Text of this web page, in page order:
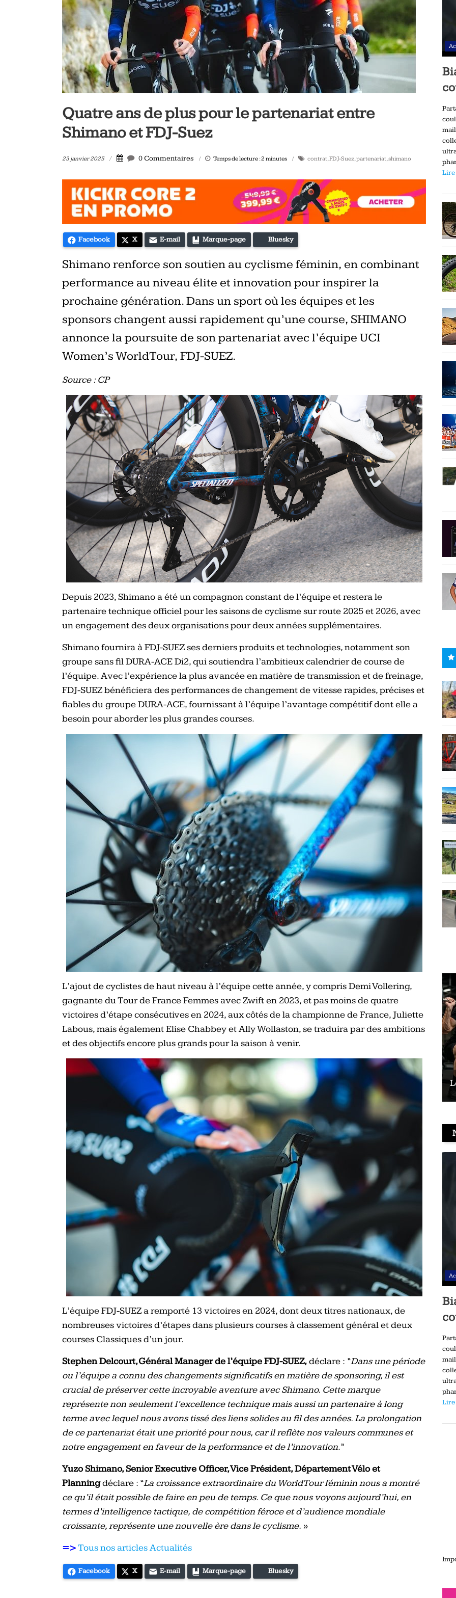
vélo
et
triathlon
Quatre ans de plus pour le partenariat entre
Shimano et FDJ-Suez
23 janvier 2025 0 Commentaires Temps de lecture :2 minutes contrat,FDJ-Suez,partenariat,shimano
Facebook X E-mail Marque-page Bluesky
Shimano renforce son soutien au cyclisme féminin, en combinant
performance au niveau élite et innovation pour inspirer la
prochaine génération. Dans un sport où les équipes et les
sponsors changent aussi rapidement qu’une course, SHIMANO
annonce la poursuite de son partenariat avec l’équipe UCI
Women’s WorldTour, FDJ-SUEZ.
Source : CP
Depuis 2023, Shimano a été un compagnon constant de l’équipe et restera le
partenaire technique officiel pour les saisons de cyclisme sur route 2025 et 2026, avec
un engagement des deux organisations pour deux années supplémentaires.
Shimano fournira à FDJ-SUEZ ses derniers produits et technologies, notamment son
groupe sans fil DURA-ACE Di2, qui soutiendra l’ambitieux calendrier de course de
l’équipe. Avec l’expérience la plus avancée en matière de transmission et de freinage,
FDJ-SUEZ bénéficiera des performances de changement de vitesse rapides, précises et
fiables du groupe DURA-ACE, fournissant à l’équipe l’avantage compétitif dont elle a
besoin pour aborder les plus grandes courses.
L’ajout de cyclistes de haut niveau à l’équipe cette année, y compris Demi Vollering,
gagnante du Tour de France Femmes avec Zwift en 2023, et pas moins de quatre
victoires d’étape consécutives en 2024, aux côtés de la championne de France, Juliette
Labous, mais également Elise Chabbey et Ally Wollaston, se traduira par des ambitions
et des objectifs encore plus grands pour la saison à venir.
L’équipe FDJ-SUEZ a remporté 13 victoires en 2024, dont deux titres nationaux, de
nombreuses victoires d’étapes dans plusieurs courses à classement général et deux
courses Classiques d’un jour.
Stephen Delcourt, Général Manager de l’équipe FDJ-SUEZ,déclare : “Dans une période
ou l’équipe a connu des changements significatifs en matière de sponsoring, il est
crucial de préserver cette incroyable aventure avec Shimano. Cette marque
représente non seulement l’excellence technique mais aussi un partenaire à long
terme avec lequel nous avons tissé des liens solides au fil des années. La prolongation
de ce partenariat était une priorité pour nous, car il reflète nos valeurs communes et
notre engagement en faveur de la performance et de l’innovation.”
Yuzo Shimano, Senior Executive Officer, Vice Président, Département Vélo et
Planningdéclare : “La croissance extraordinaire du WorldTour féminin nous a montré
ce qu’il était possible de faire en peu de temps. Ce que nous voyons aujourd’hui, en
termes d’intelligence tactique, de compétition féroce et d’audience mondiale
croissante, représente une nouvelle ère dans le cyclisme. »
=>Tous nos articles Actualités
Facebook X E-mail Marque-page Bluesky
Le vélo peut-il remplacer les squats ?